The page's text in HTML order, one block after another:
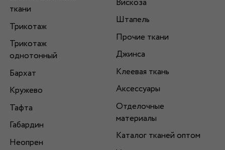
ткани
Трикотаж
Трикотаж
однотонный
Бархат
Кружево
Тафта
Габардин
Неопрен
Вискоза
Штапель
Прочие ткани
Джинса
Клеевая ткань
Аксессуары
Отделочные
материалы
Каталог тканей оптом